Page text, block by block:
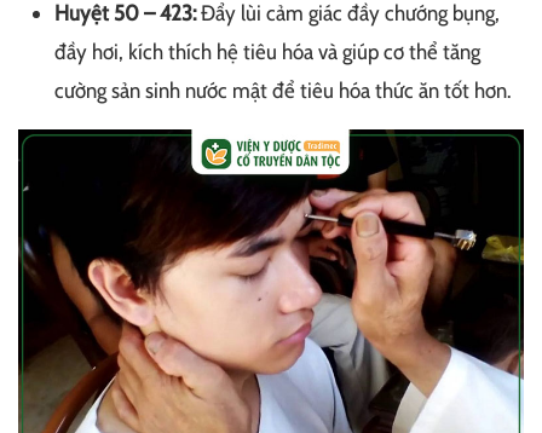
Huyệt 50 – 423:Đẩy lùi cảm giác đầy chướng bụng,
đầy hơi, kích thích hệ tiêu hóa và giúp cơ thể tăng
cường sản sinh nước mật để tiêu hóa thức ăn tốt hơn.